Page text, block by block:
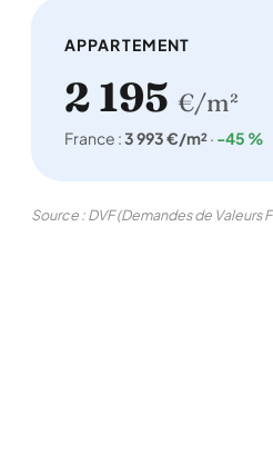
APPARTEMENT
2 195 €/m²
France :3 993 €/m²· -45 %
Source : DVF (Demandes de Valeurs